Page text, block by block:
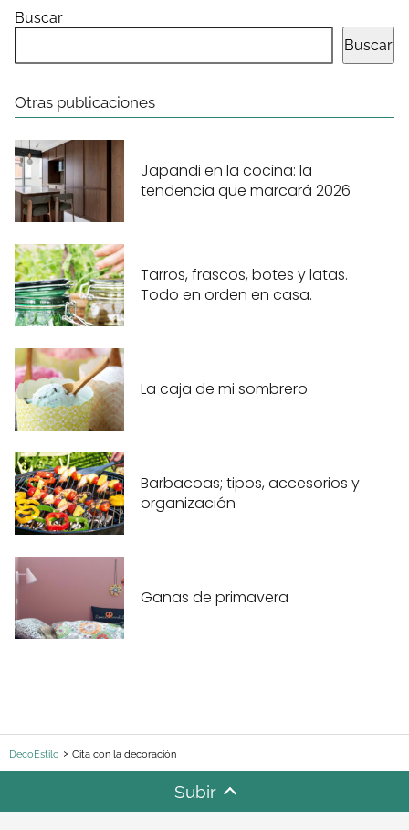
Buscar
Buscar
Otras publicaciones
Japandi en la cocina: la
tendencia que marcará 2026
Tarros, frascos, botes y latas.
Todo en orden en casa.
La caja de mi sombrero
Barbacoas; tipos, accesorios y
organización
Ganas de primavera
DecoEstilo Cita con la decoración
Subir